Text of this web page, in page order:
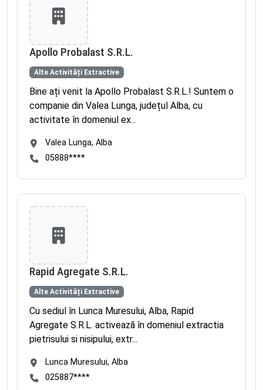
Apollo Probalast S.R.L.
Alte Activități Extractive
Bine ați venit la Apollo Probalast S.R.L.! Suntem o
companie din Valea Lunga, județul Alba, cu
activitate în domeniul ex...
Valea Lunga, Alba
05888****
Rapid Agregate S.R.L.
Alte Activități Extractive
Cu sediul în Lunca Muresului, Alba, Rapid
Agregate S.R.L. activează în domeniul extractia
pietrisului si nisipului, extr...
Lunca Muresului, Alba
025887****